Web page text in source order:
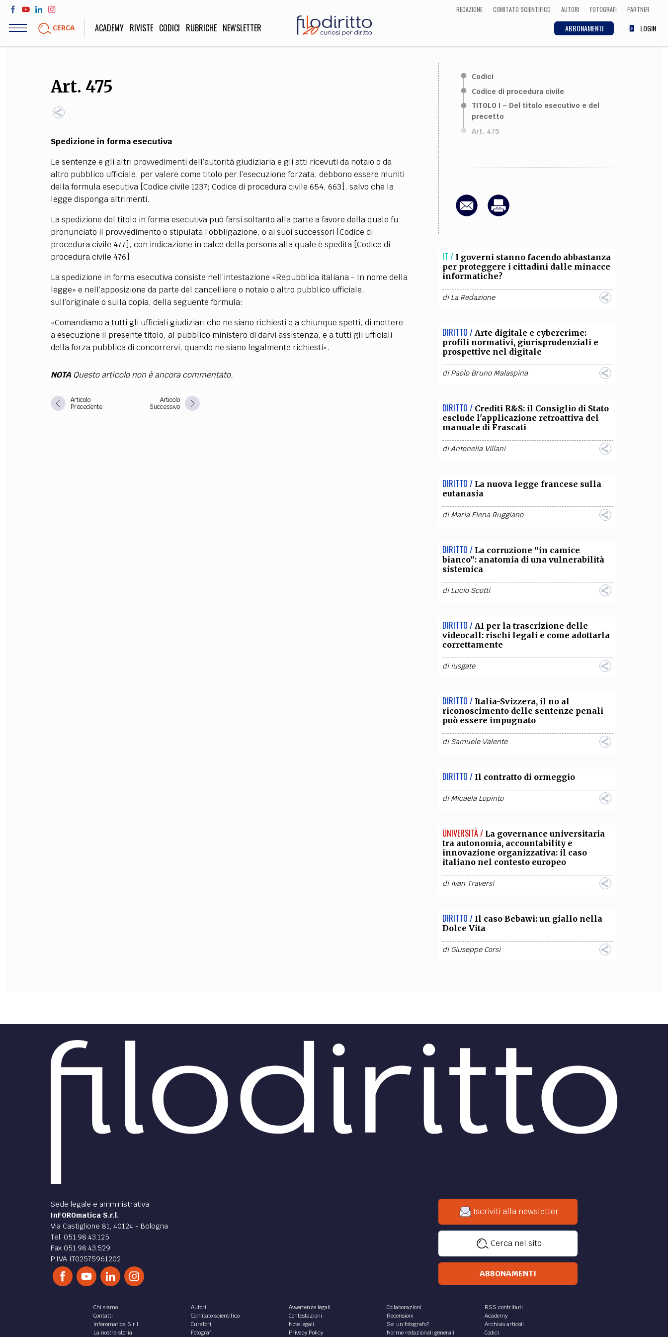
Salta
contenuto
REDAZIONE COMITATO SCIENTIFICO AUTORI FOTOGRAFI PARTNER
CERCA ABBONAMENTI LOGIN
ACADEMY RIVISTE CODICI RUBRICHE NEWSLETTER
LIFE STYLE
Sport, Cucina, Viaggi,
Moda
ECONOMIA
Matematica, Fisica,
Biologia, Cifrematica,
Medicina
STORIA E FILOSOFIA
Scienze storiche,
umanistiche, Religione
INNOVAZIONE
Scienze informatiche,
Architettura, Ingegneria
Arte, Cinema, Musica,
TEAM
FILODIRITTO REDAZIONE COMITATO SCIENTIFICO AUTORI CURATORI FOTOGRAFI
EXTRA
CODICI RUBRICHE LIBRI PROCEEDINGS
SOCIAL MEDIA
Art. 475
Spedizione in forma esecutiva
Le sentenze e gli altri provvedimenti dell’autorità giudiziaria e gli atti ricevuti da notaio o da
altro pubblico ufficiale, per valere come titolo per l’esecuzione forzata, debbono essere muniti
della formula esecutiva [Codice civile 1237; Codice di procedura civile 654, 663], salvo che la
legge disponga altrimenti.
La spedizione del titolo in forma esecutiva può farsi soltanto alla parte a favore della quale fu
pronunciato il provvedimento o stipulata l’obbligazione, o ai suoi successori [Codice di
procedura civile 477], con indicazione in calce della persona alla quale è spedita [Codice di
procedura civile 476].
La spedizione in forma esecutiva consiste nell’intestazione «Repubblica italiana - In nome della
legge» e nell’apposizione da parte del cancelliere o notaio o altro pubblico ufficiale,
sull’originale o sulla copia, della seguente formula:
«Comandiamo a tutti gli ufficiali giudiziari che ne siano richiesti e a chiunque spetti, di mettere
a esecuzione il presente titolo, al pubblico ministero di darvi assistenza, e a tutti gli ufficiali
della forza pubblica di concorrervi, quando ne siano legalmente richiesti».
NOTAQuesto articolo non è ancora commentato.
Articolo
Precedente
Articolo
Successivo
Codici
Codice di procedura civile
TITOLO I – Del titolo esecutivo e del
precetto
Art. 475
IT / I governi stanno facendo abbastanza
per proteggere i cittadini dalle minacce
informatiche?
diLa Redazione
DIRITTO / Arte digitale e cybercrime:
profili normativi, giurisprudenziali e
prospettive nel digitale
diPaolo Bruno Malaspina
DIRITTO / Crediti R&S: il Consiglio di Stato
esclude l'applicazione retroattiva del
manuale di Frascati
diAntonella Villani
DIRITTO / La nuova legge francese sulla
eutanasia
diMaria Elena Ruggiano
DIRITTO / La corruzione “in camice
bianco”: anatomia di una vulnerabilità
sistemica
diLucio Scotti
DIRITTO / AI per la trascrizione delle
videocall: rischi legali e come adottarla
correttamente
diiusgate
DIRITTO / Italia-Svizzera, il no al
riconoscimento delle sentenze penali
può essere impugnato
diSamuele Valente
DIRITTO / Il contratto di ormeggio
diMicaela Lopinto
UNIVERSITÀ / La governance universitaria
tra autonomia, accountability e
innovazione organizzativa: il caso
italiano nel contesto europeo
di Ivan Traversi
DIRITTO / Il caso Bebawi: un giallo nella
Dolce Vita
diGiuseppe Corsi
Sede legale e amministrativa
InFOROmatica S.r.l.
Via Castiglione 81, 40124 - Bologna
Tel. 051.98.43.125
Fax 051.98.43.529
P.IVA IT02575961202
Iscriviti alla newsletter
Cerca nel sito
ABBONAMENTI
Chi siamo
Contatti
Inforomatica S.r.l.
La nostra storia
Autori
Comitato scientifico
Curatori
Fotografi
Avvertenze legali
Contestazioni
Note legali
Privacy Policy
Collaborazioni
Recensioni
Sei un fotografo?
Norme redazionali generali
RSS contributi
Academy
Archivio articoli
Codici